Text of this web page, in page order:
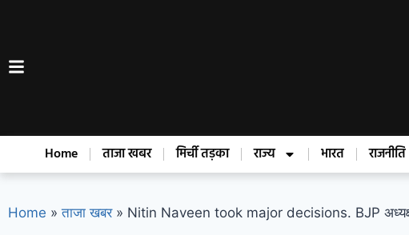
Home ताजा खबर मिर्ची तड़का राज्य भारत राजनीति
Home » ताजा खबर » Nitin Naveen took major decisions. BJP अध्यक्ष